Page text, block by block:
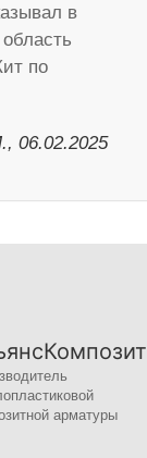
в
по
06.02.2025
арматуры